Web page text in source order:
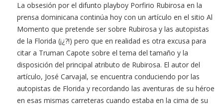
La obsesión por el difunto playboy Porfirio Rubirosa en la
prensa dominicana continúa hoy con un artículo en el sitio Al
Momento que pretende ser sobre Rubirosa y las autopistas
de la Florida (¡¿?!) pero que en realidad es otra excusa para
citar a Truman Capote sobre el tema del tamaño y la
disposición del principal atributo de Rubirosa. El autor del
artículo, José Carvajal, se encuentra conduciendo por las
autopistas de Florida y recordando las aventuras de su héroe
en esas mismas carreteras cuando estaba en la cima de su